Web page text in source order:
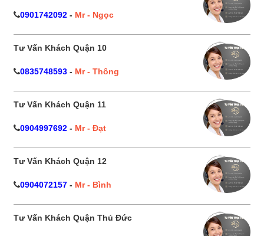
0901742092 - Mr - Ngọc
Tư Vấn Khách Quận 10
0835748593 - Mr - Thông
Tư Vấn Khách Quận 11
0904997692 - Mr - Đạt
Tư Vấn Khách Quận 12
0904072157 - Mr - Bình
Tư Vấn Khách Quận Thủ Đức